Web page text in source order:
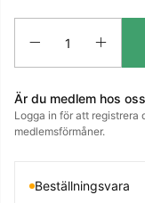
Är du medlem hos
Logga in för att registrera
medlemsförmåner.
Beställningsvara